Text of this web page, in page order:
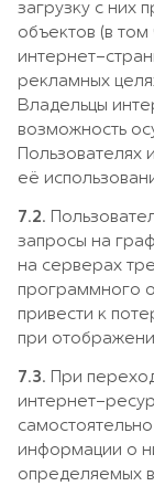
загрузку с них
объектов (в
интернет-
рекламных
Владельцы
возможность
Пользователях
её
7.2.
запросы на
на серверах
программного
привести к
при
7.3. При
интернет-
информации о
определяемых